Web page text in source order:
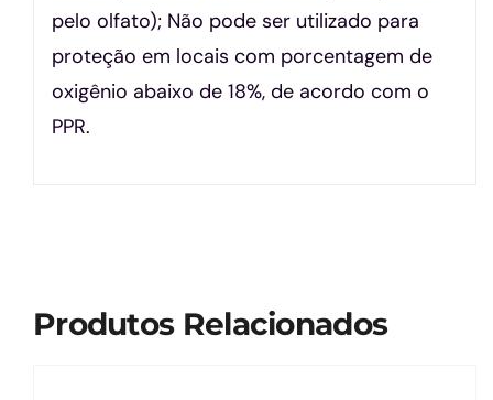
pelo olfato); Não pode ser utilizado para
proteção em locais com porcentagem de
oxigênio abaixo de 18%, de acordo com o
PPR.
Produtos Relacionados